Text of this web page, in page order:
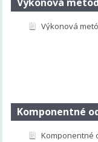
Výkonová
Komponentné
Komponentné